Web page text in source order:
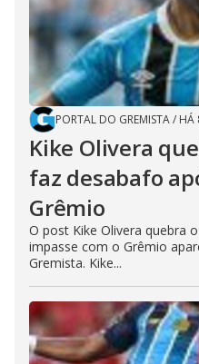
PORTAL DO GREMISTA/ HÁ
Kike Olivera
faz desabafo
Grêmio
O post Kike Olivera quebra
impasse com o Grêmio
Gremista. Kike...